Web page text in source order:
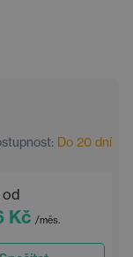
Do 20 dní
od
Kč /měs.